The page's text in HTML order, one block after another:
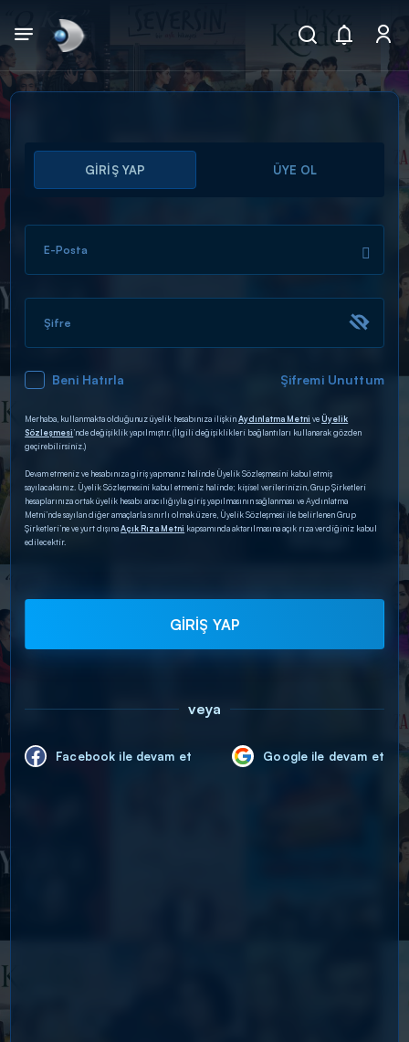
Arama
ARAMA SONUÇLARI
DİĞER SONUÇLAR
GİRİŞ YAP ÜYE OL
E-Posta
Şifre
Beni Hatırla Şifremi Unuttum
Merhaba, kullanmakta olduğunuz üyelik hesabınıza ilişkinAydınlatma Metni veÜyelik
Sözleşmesi’nde değişiklik yapılmıştır. (İlgili değişiklikleri bağlantıları kullanarak gözden
geçirebilirsiniz.)
Devam etmeniz ve hesabınıza giriş yapmanız halinde Üyelik Sözleşmesini kabul etmiş
sayılacaksınız. Üyelik Sözleşmesini kabul etmeniz halinde; kişisel verilerinizin, Grup Şirketleri
hesaplarınıza ortak üyelik hesabı aracılığıyla giriş yapılmasının sağlanması ve Aydınlatma
Metni’nde sayılan diğer amaçlarla sınırlı olmak üzere, Üyelik Sözleşmesi ile belirlenen Grup
Şirketleri’ne ve yurt dışınaAçık Rıza Metni kapsamında aktarılmasına açık rıza verdiğiniz kabul
edilecektir.
GİRİŞ YAP
veya
Facebook ile devam et Google ile devam et